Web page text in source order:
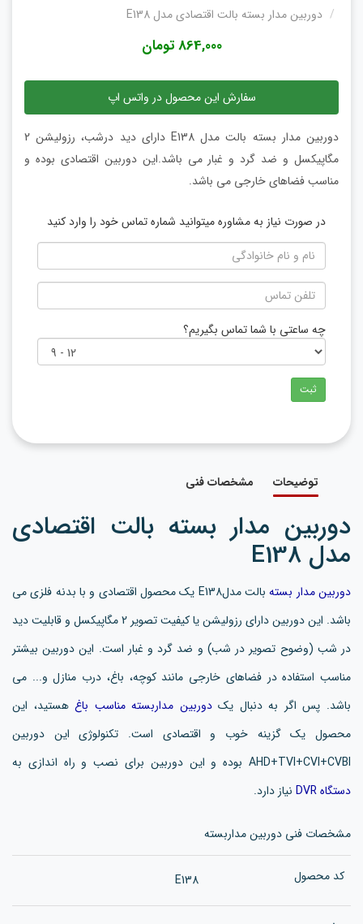
دوربین مدار بسته بالت اقتصادی مدل E138
864,000 تومان
سفارش این محصول در واتس اپ
دوربین مدار بسته بالت مدل E138 دارای دید درشب، رزولیشن 2
مگاپیکسل و ضد گرد و غبار می باشد.این دوربین اقتصادی بوده و
مناسب فضاهای خارجی می باشد.
در صورت نیاز به مشاوره میتوانید شماره تماس خود را وارد کنید
چه ساعتی با شما تماس بگیریم؟
ثبت
توضیحات مشخصات فنی
دوربین مدار بسته بالت اقتصادی
مدل E138
دوربین مدار بسته
بالت مدلE138 یک محصول اقتصادی و با بدنه فلزی می
باشد. این دوربین دارای رزولیشن یا کیفیت تصویر 2 مگاپیکسل و قابلیت دید
در شب (وضوح تصویر در شب) و ضد گرد و غبار است. این دوربین بیشتر
مناسب استفاده در فضاهای خارجی مانند کوچه، باغ، درب منازل و... می
باشد. پس اگر به دنبال یکدوربین مداربسته مناسب باغهستید، این
محصول یک گزینه خوب و اقتصادی است. تکنولوژی این دوربین
AHD+TVI+CVI+CVBI بوده و این دوربین برای نصب و راه اندازی به
دستگاه DVR
نیاز دارد.
مشخصات فنی دوربین مداربسته
کد محصول E138